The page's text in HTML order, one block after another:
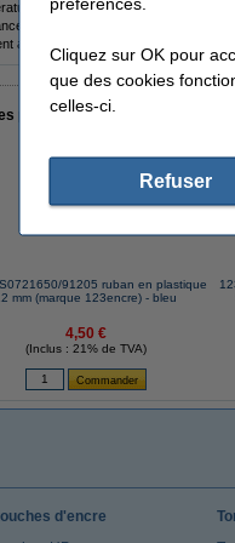
frigorifique:
aux pièces jusqu'à:
populaires auprès des clients
91205 ruban en plastique
mm (marque 123encre) - bleu
4,50 €
(Inclus : 21% de TVA)
d'encre
Cliquez sur OK pour
que des cookies
celles-ci.
Refuser